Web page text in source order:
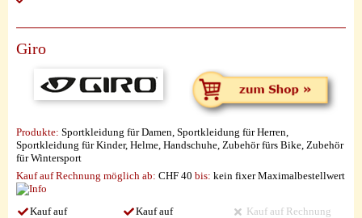
Giro
Produkte: Sportkleidung für Damen, Sportkleidung für Herren,
Sportkleidung für Kinder, Helme, Handschuhe, Zubehör fürs Bike, Zubehör
für Wintersport
Kauf auf Rechnung möglich ab: CHF 40 bis: kein fixer Maximalbestellwert
Kauf auf
Kauf auf
Kauf auf Rechnung